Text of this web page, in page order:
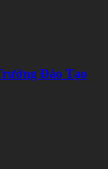
Đào Tạo